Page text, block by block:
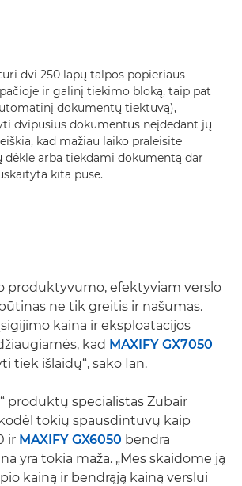
dvi 250 lapų talpos popieriaus
ir galinį tiekimo bloką, taip pat
dokumentų tiektuvą),
dvipusius dokumentus neįdedant jų
kad mažiau laiko praleisite
dėkle arba tiekdami dokumentą dar
kita pusė.
produktyvumo, efektyviam verslo
ne tik greitis ir našumas.
kaina ir eksploatacijos
kad MAXIFY GX7050
tiek išlaidų“, sako Ian.
produktų specialistas Zubair
tokių spausdintuvų kaip
ir MAXIFY GX6050 bendra
yra tokia maža. „Mes skaidome ją
kainą ir bendrąją kainą verslui